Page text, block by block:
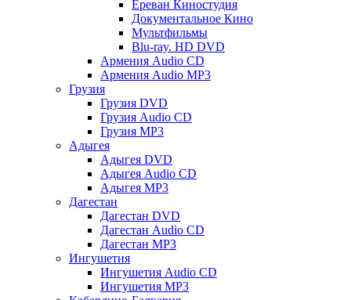
Ереван Киностудия
Документальное Кино
Мультфильмы
Blu-ray. HD DVD
Армения Audio CD
Армения Audio MP3
Грузия
Грузия DVD
Грузия Audio CD
Грузия MP3
Адыгея
Адыгея DVD
Адыгея Audio CD
Адыгея MP3
Дагестан
Дагестан DVD
Дагестан Audio CD
Дагестан MP3
Ингушетия
Ингушетия Audio CD
Ингушетия MP3